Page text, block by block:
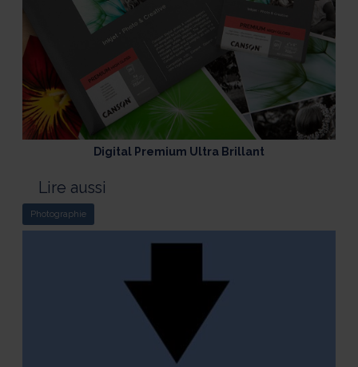
Digital Premium Ultra Brillant
Lire aussi
Photographie